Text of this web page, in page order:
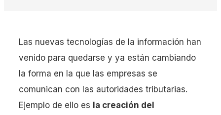
Las nuevas tecnologías de la información han
venido para quedarse y ya están cambiando
la forma en la que las empresas se
comunican con las autoridades tributarias.
Ejemplo de ello es la creación del